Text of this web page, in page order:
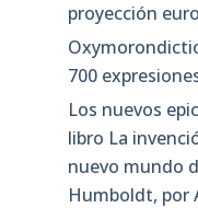
proyección
700
Los nuevos
libro La
nuevo mundo
Humboldt, por